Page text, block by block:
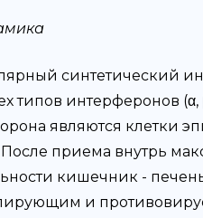
синтетический
типов интерферонов
являются клетки
После приема внутрь
кишечник -
и